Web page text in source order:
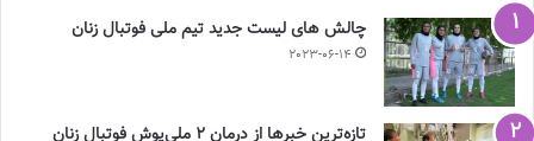
چالش هاى ليست جدید تيم ملى فوتبال زنان
2023-06-14
تازه‌ترین خبرها از درمان ۲ ملی‌پوش فوتبال زنان